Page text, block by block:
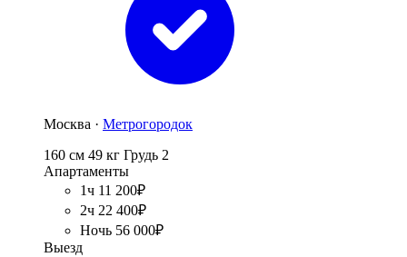
Москва · Метрогородок
160 см 49 кг Грудь 2
Апартаменты
1ч 11 200₽
2ч 22 400₽
Ночь 56 000₽
Выезд